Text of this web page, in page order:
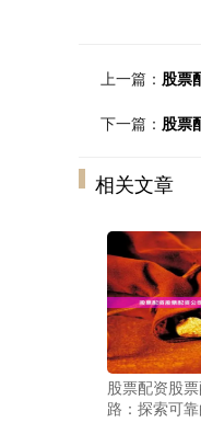
上一篇： 股票
下一篇： 股票
相关文章
股票配资股
路：探索可